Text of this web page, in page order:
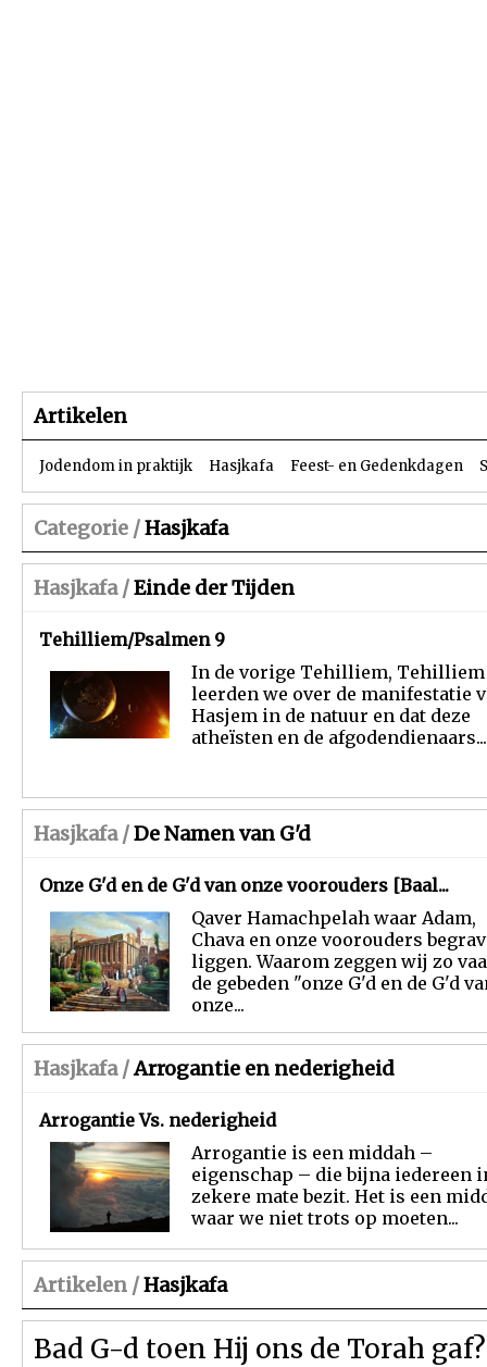
Artikelen
Jodendom in praktijk Hasjkafa Feest- en Gedenkdagen
Categorie /Hasjkafa
Hasjkafa /Einde der Tijden
Tehilliem/Psalmen 9
In de vorige Tehilliem, Tehilliem
leerden we over de manifestatie
Hasjem in de natuur en dat deze
atheïsten en de afgodendienaars...
Hasjkafa /De Namen van G'd
Onze G'd en de G'd van onze voorouders [Baal...
Qaver Hamachpelah waar Adam,
Chava en onze voorouders
liggen. Waarom zeggen wij zo
de gebeden "onze G'd en de G'd
onze...
Hasjkafa /Arrogantie en nederigheid
Arrogantie Vs. nederigheid
Arrogantie is een middah –
eigenschap – die bijna iedereen
zekere mate bezit. Het is een
waar we niet trots op moeten...
Artikelen /Hasjkafa
Bad G-d toen Hij ons de Torah gaf?